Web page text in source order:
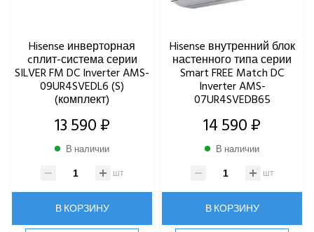
Бытовые сплит-системы
Мобильные кондиционеры
Мульти сплит-системы
Полупромышленные сплит-системы
Kentatsu
LAMPRECHT
Hisense инверторная
cплит-система серии
SILVER FM DC Inverter AMS-
09UR4SVEDL6 (S)
(комплект)
13 590 ₽
В наличии
шт
В КОРЗИНУ
Hisense внутренний блок
настенного типа серии
Smart FREE Match DC
Inverter AMS-
07UR4SVEDB65
14 590 ₽
В наличии
шт
В КОРЗИНУ